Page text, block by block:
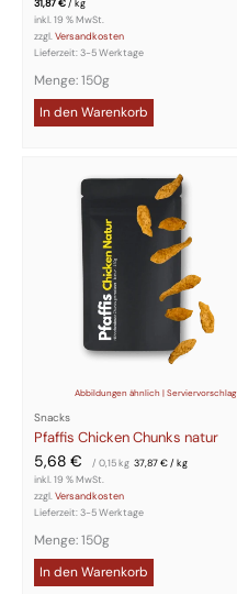
31,87€/kg
inkl. 19 % MwSt.
zzgl.Versandkosten
Lieferzeit:3-5 Werktage
Menge: 150g
In den Warenkorb
Abbildungen ähnlich | Serviervorschlag
Snacks
Pfaffis Chicken Chunks natur
5,68 € / 0,15kg 37,87€/kg
inkl. 19 % MwSt.
zzgl.Versandkosten
Lieferzeit:3-5 Werktage
Menge: 150g
In den Warenkorb